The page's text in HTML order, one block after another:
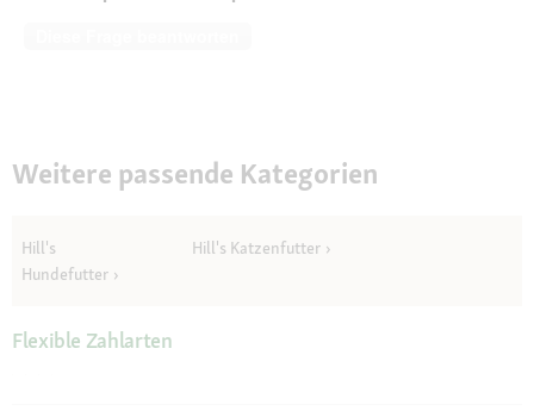
Weitere passende Kategorien
Hill's
Hundefutter
Hill's Katzenfutter
Flexible Zahlarten